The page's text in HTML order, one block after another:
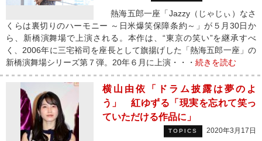
熱海五郎一座「Jazzy（じゃじぃ）なさ
くらは裏切りのハーモニー ～日米爆笑保障条約～」が５月30日か
ら、新橋演舞場で上演される。本作は、“東京の笑い”を継承すべ
く、2006年に三宅裕司を座長として旗揚げした「熱海五郎一座」の
新橋演舞場シリーズ第７弾。20年６月に上演・・・ 続きを読む
横山由依「ドラム披露は夢のよ
う」 紅ゆずる「現実を忘れて笑っ
ていただける作品に」
TOPICS 2020年3月17日